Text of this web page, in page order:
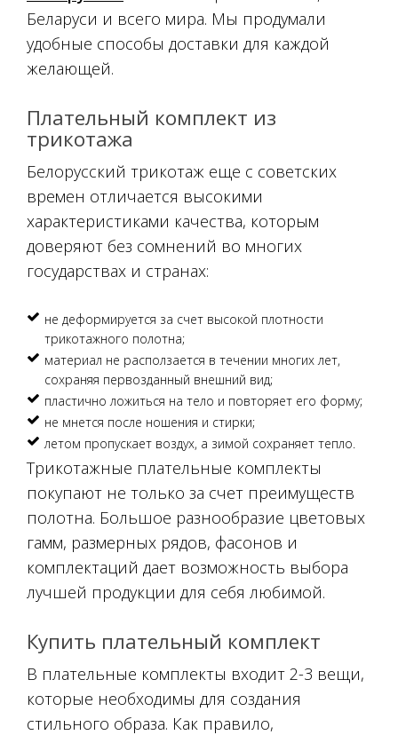
Беларуси и всего мира. Мы продумали
удобные способы доставки для каждой
желающей.
Плательный комплект из
трикотажа
Белорусский трикотаж еще с советских
времен отличается высокими
характеристиками качества, которым
доверяют без сомнений во многих
государствах и странах:
не деформируется за счет высокой плотности
трикотажного полотна;
материал не расползается в течении многих лет,
сохраняя первозданный внешний вид;
пластично ложиться на тело и повторяет его форму;
не мнется после ношения и стирки;
летом пропускает воздух, а зимой сохраняет тепло.
Трикотажные плательные комплекты
покупают не только за счет преимуществ
полотна. Большое разнообразие цветовых
гамм, размерных рядов, фасонов и
комплектаций дает возможность выбора
лучшей продукции для себя любимой.
Купить плательный комплект
В плательные комплекты входит 2-3 вещи,
которые необходимы для создания
стильного образа. Как правило,